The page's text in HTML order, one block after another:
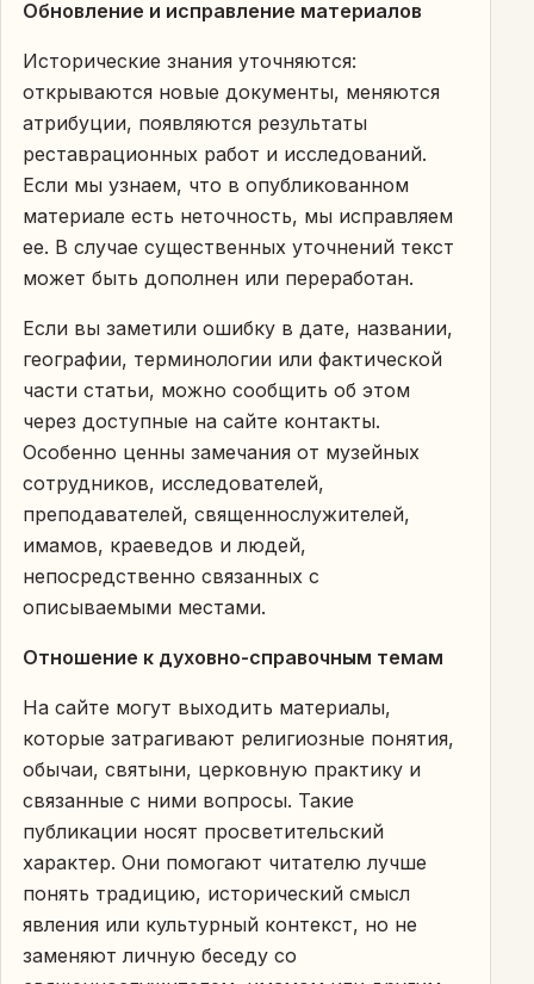
Обновление и исправление материалов
Исторические знания уточняются:
открываются новые документы, меняются
атрибуции, появляются результаты
реставрационных работ и исследований.
Если мы узнаем, что в опубликованном
материале есть неточность, мы исправляем
ее. В случае существенных уточнений текст
может быть дополнен или переработан.
Если вы заметили ошибку в дате, названии,
географии, терминологии или фактической
части статьи, можно сообщить об этом
через доступные на сайте контакты.
Особенно ценны замечания от музейных
сотрудников, исследователей,
преподавателей, священнослужителей,
имамов, краеведов и людей,
непосредственно связанных с
описываемыми местами.
Отношение к духовно-справочным темам
На сайте могут выходить материалы,
которые затрагивают религиозные понятия,
обычаи, святыни, церковную практику и
связанные с ними вопросы. Такие
публикации носят просветительский
характер. Они помогают читателю лучше
понять традицию, исторический смысл
явления или культурный контекст, но не
заменяют личную беседу со